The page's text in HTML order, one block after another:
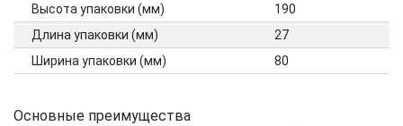
Высота упаковки (мм)
190
Длина упаковки (мм)
27
Ширина упаковки (мм)
80
Основные преимущества